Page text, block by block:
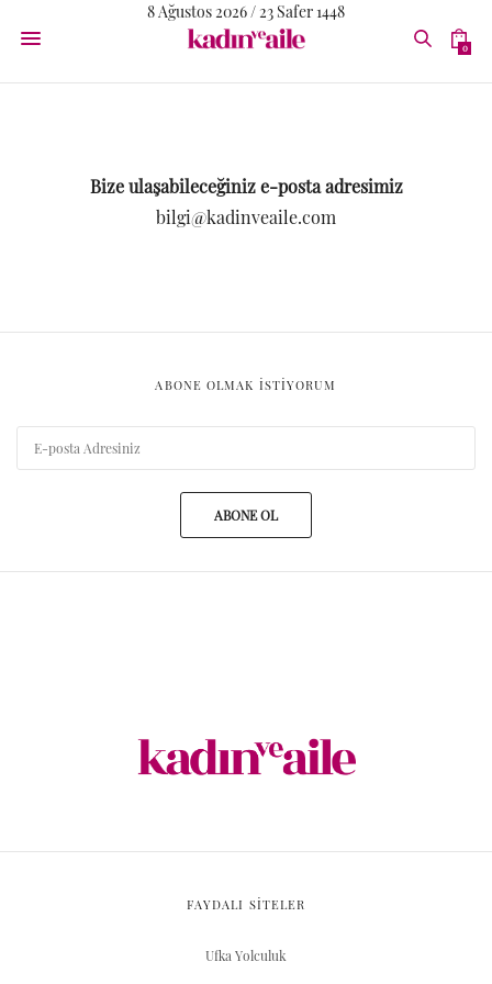
8 Ağustos 2026 / 23 Safer 1448
0
Bize ulaşabileceğiniz e-posta adresimiz
bilgi@kadinveaile.com
ABONE OLMAK ISTIYORUM
ABONE OL
FAYDALI SİTELER
Ufka Yolculuk